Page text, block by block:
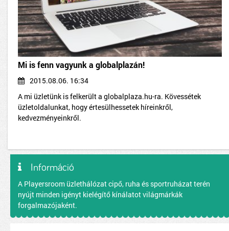
Mi is fenn vagyunk a globalplazán!
2015.08.06. 16:34
A mi üzletünk is felkerült a globalplaza.hu-ra. Kövessétek
üzletoldalunkat, hogy értesülhessetek híreinkről,
kedvezményeinkről.
Információ
A Playersroom üzlethálózat cipő, ruha és sportruházat terén
nyújt minden igényt kielégítő kínálatot világmárkák
forgalmazójaként.